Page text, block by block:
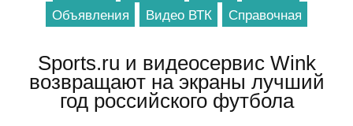
Объявления
Видео ВТК Справочная
Sports.ru и видеосервис Wink
возвращают на экраны лучший
год российского футбола